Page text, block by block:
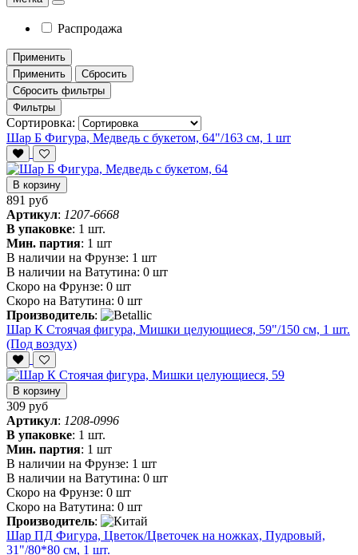
Распродажа
Применить
Применить
Сбросить
Сбросить фильтры
Фильтры
Сортировка:
Шар Б Фигура, Медведь с букетом, 64"/163 см, 1 шт
В корзину
891 руб
Артикул: 1207-6668
В упаковке: 1 шт.
Мин. партия: 1 шт
В наличии на Фрунзе: 1 шт
В наличии на Ватутина: 0 шт
Скоро на Фрунзе: 0 шт
Скоро на Ватутина: 0 шт
Производитель:
Шар К Стоячая фигура, Мишки целующиеся, 59"/150 см, 1 шт.
(Под воздух)
В корзину
309 руб
Артикул: 1208-0996
В упаковке: 1 шт.
Мин. партия: 1 шт
В наличии на Фрунзе: 1 шт
В наличии на Ватутина: 0 шт
Скоро на Фрунзе: 0 шт
Скоро на Ватутина: 0 шт
Производитель:
Шар ПД Фигура, Цветок/Цветочек на ножках, Пудровый,
31"/80*80 см, 1 шт.